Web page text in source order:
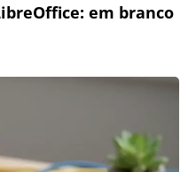
em branco